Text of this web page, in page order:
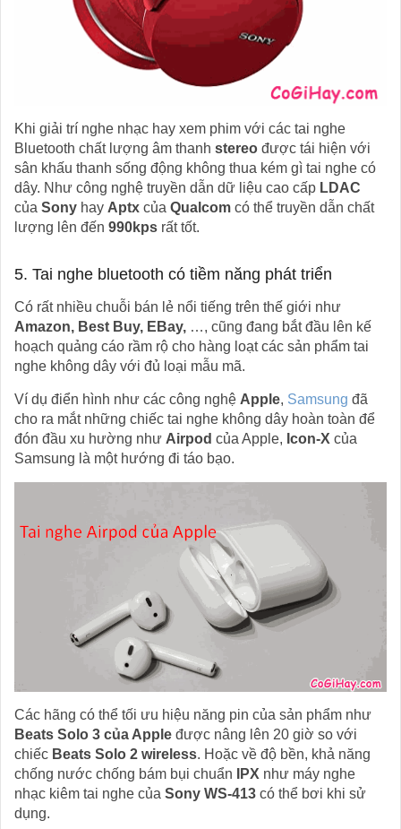
Khi giải trí nghe nhạc hay xem phim với các tai nghe
Bluetooth chất lượng âm thanh stereo được tái hiện với
sân khấu thanh sống động không thua kém gì tai nghe có
dây. Như công nghệ truyền dẫn dữ liệu cao cấp LDAC
của Sony hay Aptx của Qualcom có thể truyền dẫn chất
lượng lên đến 990kps rất tốt.
5. Tai nghe bluetooth có tiềm năng phát triển
Có rất nhiều chuỗi bán lẻ nổi tiếng trên thế giới như
Amazon, Best Buy, EBay, …, cũng đang bắt đầu lên kế
hoạch quảng cáo rầm rộ cho hàng loạt các sản phẩm tai
nghe không dây với đủ loại mẫu mã.
Ví dụ điển hình như các công nghệ Apple, Samsung đã
cho ra mắt những chiếc tai nghe không dây hoàn toàn để
đón đầu xu hường như Airpod của Apple, Icon-X của
Samsung là một hướng đi táo bạo.
Các hãng có thể tối ưu hiệu năng pin của sản phẩm như
Beats Solo 3 của Apple được nâng lên 20 giờ so với
chiếc Beats Solo 2 wireless. Hoặc về độ bền, khả năng
chống nước chống bám bụi chuẩn
IPX như máy nghe
nhạc kiêm tai nghe của Sony WS-413 có thể bơi khi sử
dụng.